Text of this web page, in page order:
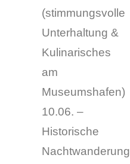
(stimmungsvolle
Unterhaltung &
Kulinarisches
am
Museumshafen)
10.06. –
Historische
Nachtwanderung